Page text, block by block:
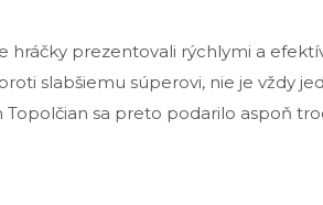
hráčky prezentovali rýchlymi a
slabšiemu súperovi, nie je vždy
Topolčian sa preto podarilo aspoň